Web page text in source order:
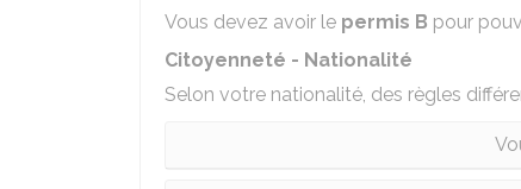
Vous devez avoir le permis B pour
Citoyenneté - Nationalité
Selon votre nationalité, des règles